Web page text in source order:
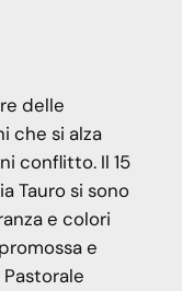
delle
che si alza
conflitto. Il 15
Tauro si sono
e colori
e